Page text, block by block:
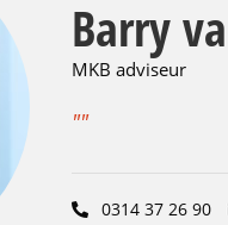
Barry
MKB adviseur
""
0314 37 26 90